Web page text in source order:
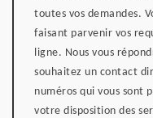
toutes vos demandes.
faisant parvenir vos
ligne. Nous vous
souhaitez un contact
numéros qui vous sont
votre disposition des